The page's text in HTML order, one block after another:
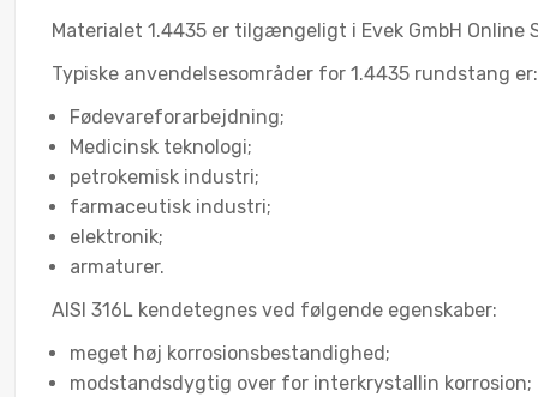
Materialet 1.4435 er tilgængeligt i Evek GmbH
Typiske anvendelsesområder for 1.4435 rundstang er:
Fødevareforarbejdning;
Medicinsk teknologi;
petrokemisk industri;
farmaceutisk industri;
elektronik;
armaturer.
AISI 316L kendetegnes ved følgende egenskaber:
meget høj korrosionsbestandighed;
modstandsdygtig over for interkrystallin korrosion;